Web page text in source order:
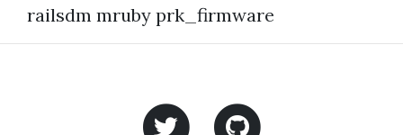
railsdm mruby prk_firmware